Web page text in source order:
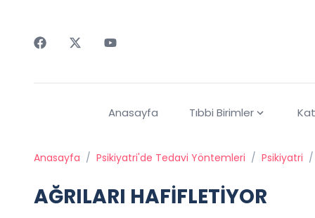
Anasayfa Tıbbi Birimler
Anasayfa / Psikiyatri'de Tedavi Yöntemleri / Psikiyatri /
AĞRILARI HAFİFLETİYOR